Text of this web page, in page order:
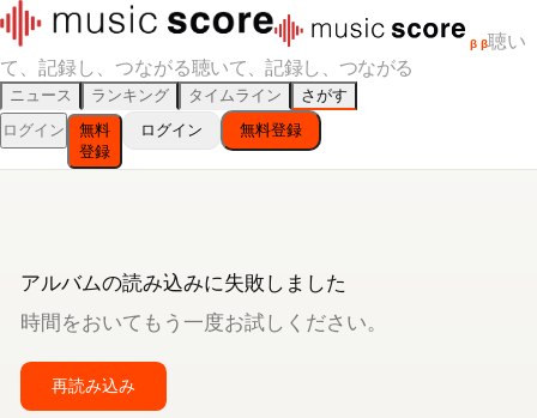
β β聴い
て、記録し、つながる聴いて、記録し、つながる
ニュース ランキング タイムライン
さがす
ログイン
無料
登録
ログイン 無料登録
時間をおいてもう一度お試しください。